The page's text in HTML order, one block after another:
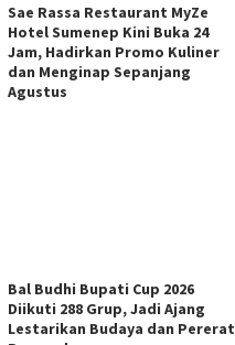
Sae Rassa Restaurant MyZe
Hotel Sumenep Kini Buka 24
Jam, Hadirkan Promo Kuliner
dan Menginap Sepanjang
Agustus
Bal Budhi Bupati Cup 2026
Diikuti 288 Grup, Jadi Ajang
Lestarikan Budaya dan Pererat